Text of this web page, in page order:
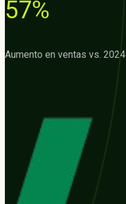
57%
Aumento en ventas vs. 2024